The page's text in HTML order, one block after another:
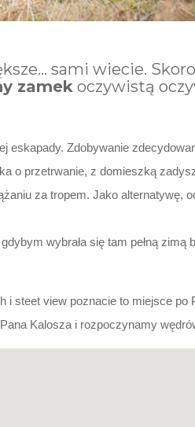
sami wiecie.
zamek oczywistą
eskapady. Zdobywanie
o przetrwanie, z domieszką
za tropem. Jako alternatywę,
wybrała się tam pełną
view poznacie to miejsce po
Kalosza i rozpoczynamy